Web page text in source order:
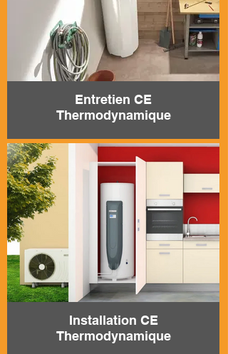
Entretien CE
Thermodynamique
Installation CE
Thermodynamique